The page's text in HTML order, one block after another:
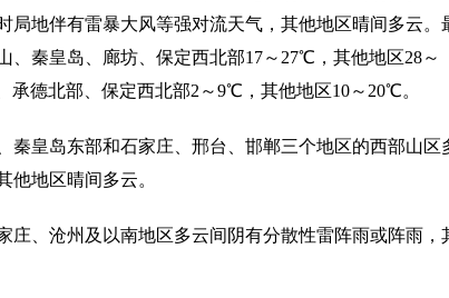
局地伴有雷暴大风等强对流天气，其他地区晴间多云。
、秦皇岛、廊坊、保定西北部17～27℃，其他地区28～
德北部、保定西北部2～9℃，其他地区10～20℃。
皇岛东部和石家庄、邢台、邯郸三个地区的西部山区
他地区晴间多云。
、沧州及以南地区多云间阴有分散性雷阵雨或阵雨，